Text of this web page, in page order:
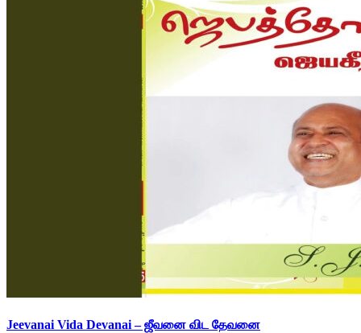
Jeevanai Vida Devanai – ஜீவனை விட தேவனை